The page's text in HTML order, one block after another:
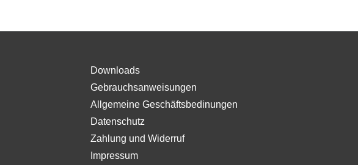
Downloads
Gebrauchsanweisungen
Allgemeine Geschäftsbedinungen
Datenschutz
Zahlung und Widerruf
Impressum